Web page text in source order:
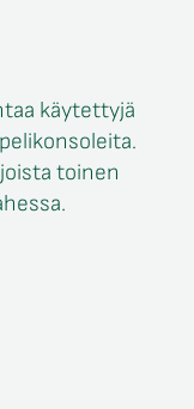
käytettyjä
toinen